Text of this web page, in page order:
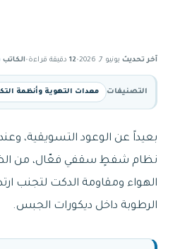
آخر تحديث يونيو 7, 2026 •
12 دقيقة قراءة•الكاتب
التصنيفات معدات التهوية وأنظمة
بعيداً عن الوعود التسويقية،
نظام شفطٍ سقفي فعّال، من
الهواء ومقاومة الدكت لتجنب
الرطوبة داخل ديكورات الجبس.